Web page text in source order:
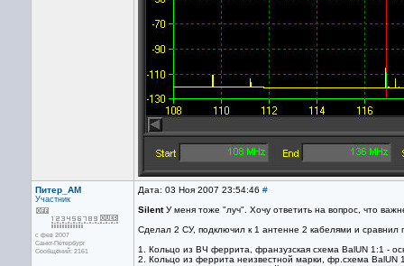
Питер_AM
Участник
с фев 2007
Санкт-Петербург
Сообщений: 2161
Дата: 03 Ноя 2007 23:54:46 #
SilentУ меня тоже "луч". Хочу ответить на вопрос, что
Сделал 2 СУ, подключил к 1 антенне 2 кабелями и сравнил
1. Кольцо из ВЧ феррита, франзузская схема BalUN 1:1 -
2. Кольцо из феррита неизвестной марки, фр.схема BalUN